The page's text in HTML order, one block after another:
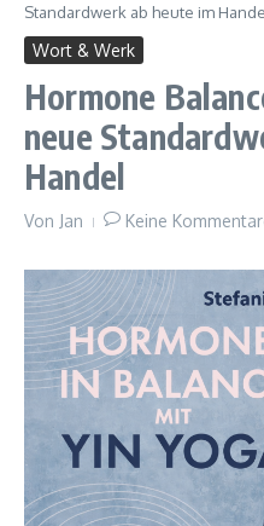
Standardwerk ab heute im
Wort & Werk
Hormone
neue
Handel
Von Jan Keine